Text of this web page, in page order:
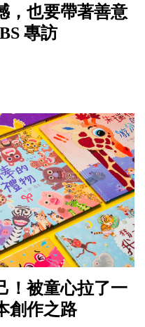
，也要帶著善意
專訪
！被童心拉了一
創作之路